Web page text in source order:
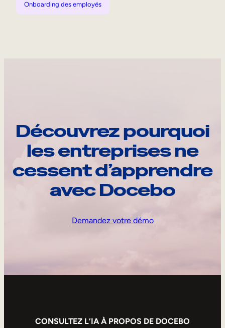
Onboarding des employés
Découvrez pourquoi
les entreprises ne
cessent d’apprendre
avec Docebo
Demandez votre démo
CONSULTEZ L’IA À PROPOS DE DOCEBO